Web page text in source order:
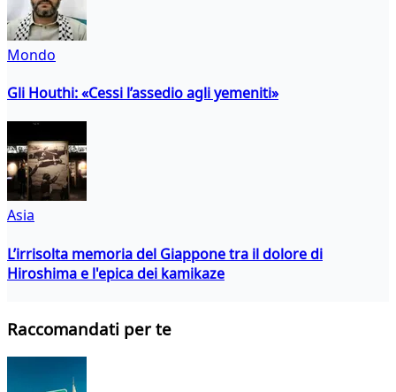
Mondo
Gli Houthi: «Cessi l’assedio agli yemeniti»
Asia
L’irrisolta memoria del Giappone tra il dolore di
Hiroshima e l'epica dei kamikaze
Raccomandati per te